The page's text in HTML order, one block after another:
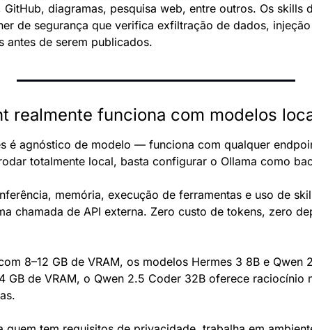
diagramas, pesquisa web, entre outros. Os skills
de segurança que verifica exfiltração de dados,
antes de serem publicados.
realmente funciona com modelos
é agnóstico de modelo — funciona com qualquer
totalmente local, basta configurar o Ollama como
memória, execução de ferramentas e uso de
chamada de API externa. Zero custo de tokens, zero
8–12 GB de VRAM, os modelos Hermes 3 8B e Qwen
GB de VRAM, o Qwen 2.5 Coder 32B oferece raciocínio